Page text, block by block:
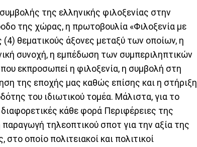
της ελληνικής φιλοξενίας στην
της χώρας, η πρωτοβουλία «Φιλοξενία με
(4) θεματικούς άξονες μεταξύ των οποίων, η
συνοχή, η εμπέδωση των συμπεριληπτικών
εκπροσωπεί η φιλοξενία, η συμβολή στη
της εποχής μας καθώς επίσης και η στήριξη
του ιδιωτικού τομέα. Μάλιστα, για το
κάθε φορά Περιφέρειες της
τηλεοπτικού σποτ για την αξία της
οποίο πολιτειακοί και πολιτικοί